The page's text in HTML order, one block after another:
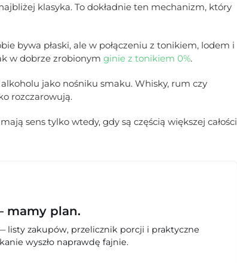
klasyka. To dokładnie ten mechanizm, który
bywa płaski, ale w połączeniu z tonikiem, lodem i
w dobrze zrobionym ginie z tonikiem 0%.
jako nośniku smaku. Whisky, rum czy
rozczarowują.
sens tylko wtedy, gdy są częścią większej całości
mamy plan.
zakupów, przelicznik porcji i praktyczne
wyszło naprawdę fajnie.